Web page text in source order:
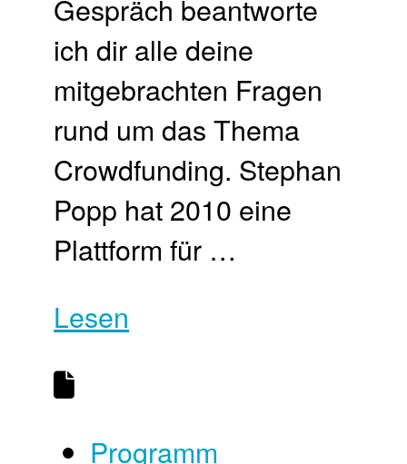
Gespräch beantworte
ich dir alle deine
mitgebrachten Fragen
rund um das Thema
Crowdfunding. Stephan
Popp hat 2010 eine
Plattform für …
Lesen
Programm